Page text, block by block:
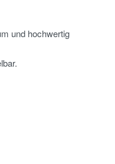
und hochwertig